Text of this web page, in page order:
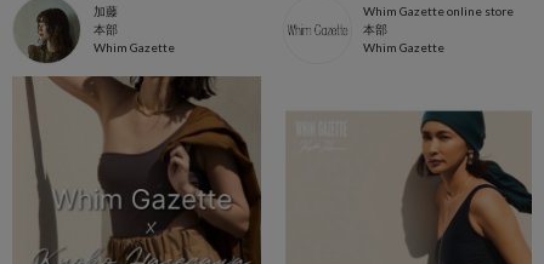
加藤
本部
Whim Gazette
Whim Gazette online store
本部
Whim Gazette